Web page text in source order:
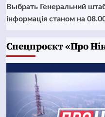
Выбрать Генеральний
інформація станом на
Cпецпроєкт «Про